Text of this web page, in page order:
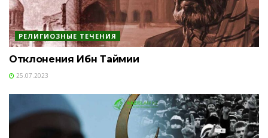
РЕЛИГИОЗНЫЕ ТЕЧЕНИЯ
Отклонения Ибн Таймии
25.07.2023